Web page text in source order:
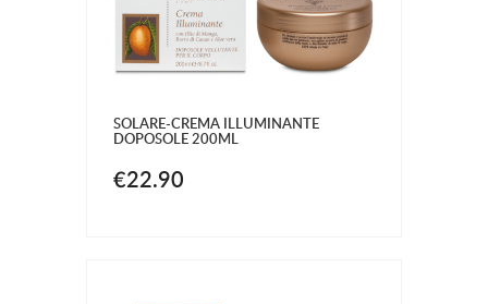
SOLARE-CREMA ILLUMINANTE
DOPOSOLE 200ML
€22.90